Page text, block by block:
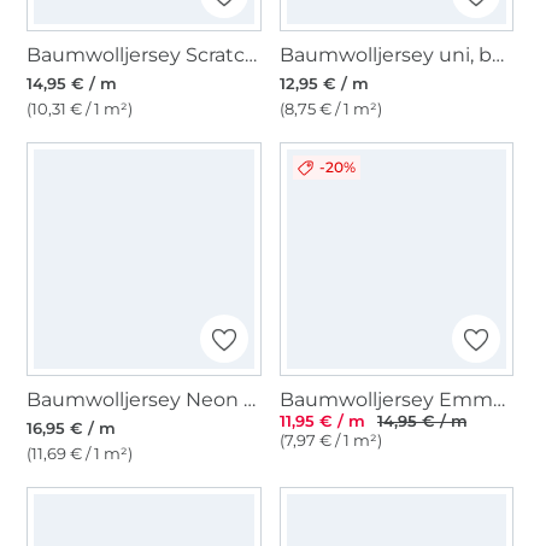
Baumwolljersey Scratchy Stripes, blau
14,95 € / m
(10,31 € / 1 m²)
Baumwolljersey uni, bordeaux
12,95 € / m
(8,75 € / 1 m²)
Baumwolljersey Neon Daisy, graublau meliert
16,95 € / m
(11,69 € / 1 m²)
-20%
Baumwolljersey Emma, hell puder
11,95 € / m
14,95 € / m
(7,97 € / 1 m²)